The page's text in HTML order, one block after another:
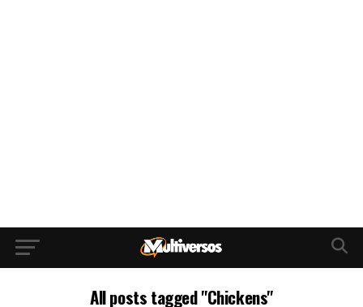
All posts tagged "Chickens"